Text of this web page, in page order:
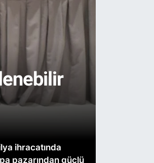
ihracatında
pazarından güçlü